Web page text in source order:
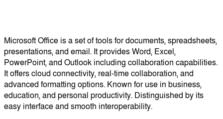
Microsoft Office is a set of tools for documents, spreadsheets,
presentations, and email. It provides Word, Excel,
PowerPoint, and Outlook including collaboration capabilities.
It offers cloud connectivity, real-time collaboration, and
advanced formatting options. Known for use in business,
education, and personal productivity. Distinguished by its
easy interface and smooth interoperability.